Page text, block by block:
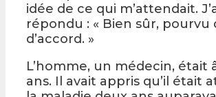
idée de ce qui m’attendait.
répondu : « Bien sûr, pourvu
d’accord. »
L’homme, un médecin, était
ans. Il avait appris qu’il était